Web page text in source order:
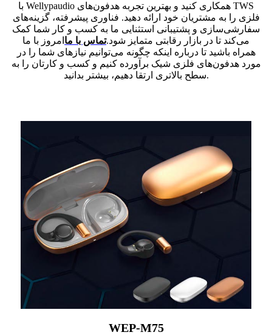
با Wellypaudio همکاری کنید و بهترین تجربه هدفون‌های TWS
فلزی را به مشتریان خود ارائه دهید. فناوری پیشرفته، گزینه‌های
سفارشی‌سازی و پشتیبانی استثنایی ما به کسب و کار شما کمک
می‌کند تا در بازار رقابتی متمایز شود.تماس با ما امروز با ما
همراه باشید تا درباره اینکه چگونه می‌توانیم نیازهای شما را در
مورد هدفون‌های فلزی شیک برآورده کنیم و کسب و کارتان را به
سطح بالاتری ارتقا دهیم، بیشتر بدانید.
WEP-M75